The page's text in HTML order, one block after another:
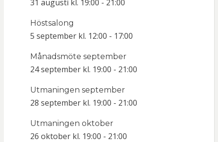
31 augusti kl. 19:00 - 21:00
Höstsalong
5 september kl. 12:00 - 17:00
Månadsmöte september
24 september kl. 19:00 - 21:00
Utmaningen september
28 september kl. 19:00 - 21:00
Utmaningen oktober
26 oktober kl. 19:00 - 21:00